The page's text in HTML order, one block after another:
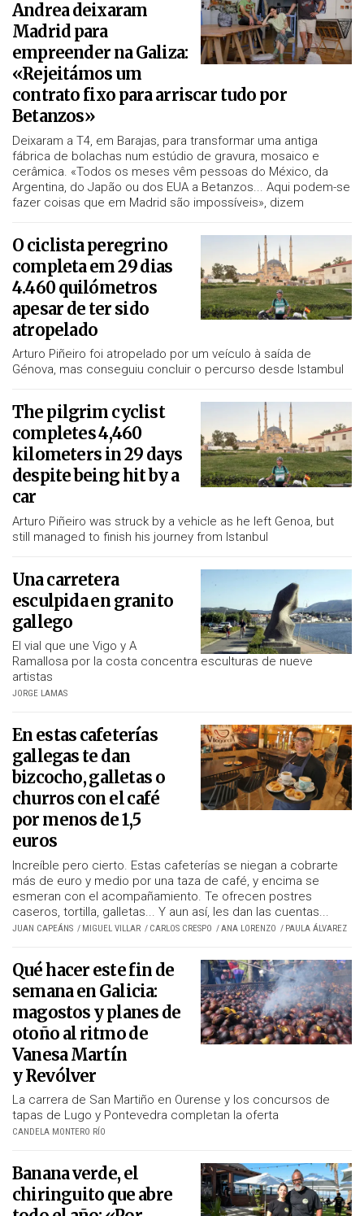
Andrea deixaram
Madrid para
empreender na Galiza:
«Rejeitámos um
contrato fixo para arriscar tudo por
Betanzos»
Deixaram a T4, em Barajas, para transformar uma antiga
fábrica de bolachas num estúdio de gravura, mosaico e
cerâmica. «Todos os meses vêm pessoas do México, da
Argentina, do Japão ou dos EUA a Betanzos... Aqui podem-se
fazer coisas que em Madrid são impossíveis», dizem
O ciclista peregrino
completa em 29 dias
4.460 quilómetros
apesar de ter sido
atropelado
Arturo Piñeiro foi atropelado por um veículo à saída de
Génova, mas conseguiu concluir o percurso desde Istambul
The pilgrim cyclist
completes 4,460
kilometers in 29 days
despite being hit by a
car
Arturo Piñeiro was struck by a vehicle as he left Genoa, but
still managed to finish his journey from Istanbul
Una carretera
esculpida en granito
gallego
El vial que une Vigo y A
Ramallosa por la costa concentra esculturas de nueve
artistas
JORGE LAMAS
En estas cafeterías
gallegas te dan
bizcocho, galletas o
churros con el café
por menos de 1,5
euros
Increíble pero cierto. Estas cafeterías se niegan a cobrarte
más de euro y medio por una taza de café, y encima se
esmeran con el acompañamiento. Te ofrecen postres
caseros, tortilla, galletas... Y aun así, les dan las cuentas...
JUAN CAPEÁNS MIGUEL VILLAR CARLOS CRESPO ANA LORENZO PAULA ÁLVAREZ
Qué hacer este fin de
semana en Galicia:
magostos y planes de
otoño al ritmo de
Vanesa Martín
y Revólver
La carrera de San Martiño en Ourense y los concursos de
tapas de Lugo y Pontevedra completan la oferta
CANDELA MONTERO RÍO
Banana verde, el
chiringuito que abre